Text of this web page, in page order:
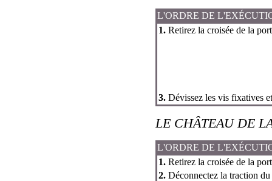
L'ORDRE DE
1. Retirez la croisée de la
3. Dévissez les vis fixatives
LE CHÂTEAU DE
L'ORDRE DE
1. Retirez la croisée de la
2. Déconnectez la traction